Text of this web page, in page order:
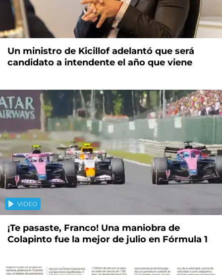
Un ministro de Kicillof adelantó que será
¡Te pasaste, Franco! Una maniobra de